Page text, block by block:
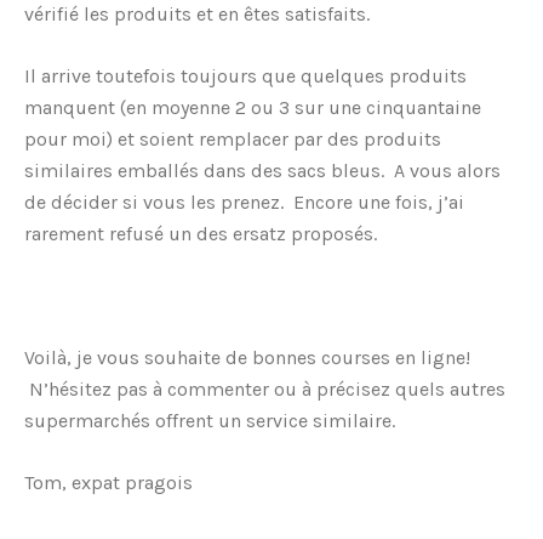
vérifié les produits et en êtes satisfaits.
Il arrive toutefois toujours que quelques produits
manquent (en moyenne 2 ou 3 sur une cinquantaine
pour moi) et soient remplacer par des produits
similaires emballés dans des sacs bleus. A vous alors
de décider si vous les prenez. Encore une fois, j’ai
rarement refusé un des ersatz proposés.
Voilà, je vous souhaite de bonnes courses en ligne!
N’hésitez pas à commenter ou à précisez quels autres
supermarchés offrent un service similaire.
Tom, expat pragois